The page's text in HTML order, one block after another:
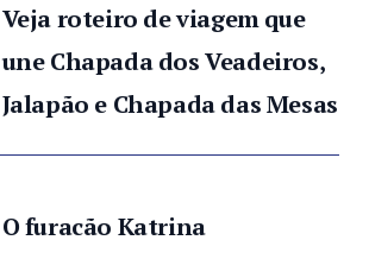
Veja roteiro de viagem que
une Chapada dos Veadeiros,
Jalapão e Chapada das Mesas
O furacão Katrina